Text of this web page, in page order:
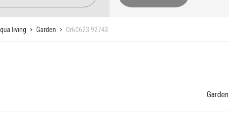
living Garden Or60623 92743
Garden